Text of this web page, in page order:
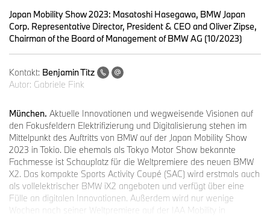
Japan Mobility Show 2023: Masatoshi Hasegawa, BMW Japan
Corp. Representative Director, President & CEO and Oliver Zipse,
Chairman of the Board of Management of BMW AG (10/2023)
Kontakt: Benjamin Titz
Autor: Gabriele Fink
München. Aktuelle Innovationen und wegweisende Visionen auf
den Fokusfeldern Elektrifizierung und Digitalisierung stehen im
Mittelpunkt des Auftritts von BMW auf der Japan Mobility Show
2023 in Tokio. Die ehemals als Tokyo Motor Show bekannte
Fachmesse ist Schauplatz für die Weltpremiere des neuen BMW
X2. Das kompakte Sports Activity Coupé (SAC) wird erstmals auch
als vollelektrischer BMW iX2 angeboten und verfügt über eine
Fülle an digitalen Innovationen. Außerdem wird nur wenige
Wochen nach seiner Weltpremiere auf der IAA Mobility in